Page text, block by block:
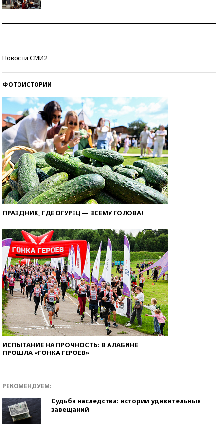
Новости СМИ2
ФОТОИСТОРИИ
ПРАЗДНИК, ГДЕ ОГУРЕЦ — ВСЕМУ ГОЛОВА!
ИСПЫТАНИЕ НА ПРОЧНОСТЬ: В АЛАБИНЕ
ПРОШЛА «ГОНКА ГЕРОЕВ»
РЕКОМЕНДУЕМ:
Судьба наследства: истории удивительных
завещаний